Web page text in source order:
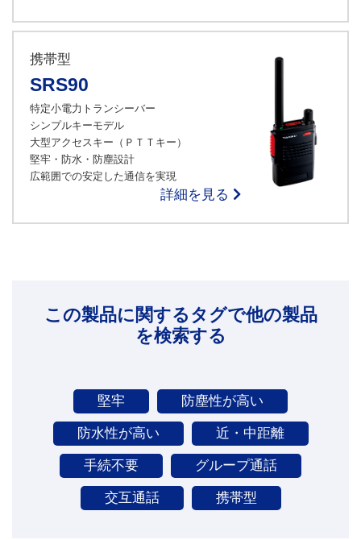
携帯型
SRS90
特定小電力トランシーバー
シンプルキーモデル
大型アクセスキー（ＰＴＴキー）
堅牢・防水・防塵設計
広範囲での安定した通信を実現
詳細を見る
この製品に関するタグで他の製品
を検索する
堅牢 防塵性が高い
防水性が高い 近・中距離
手続不要 グループ通話
交互通話 携帯型